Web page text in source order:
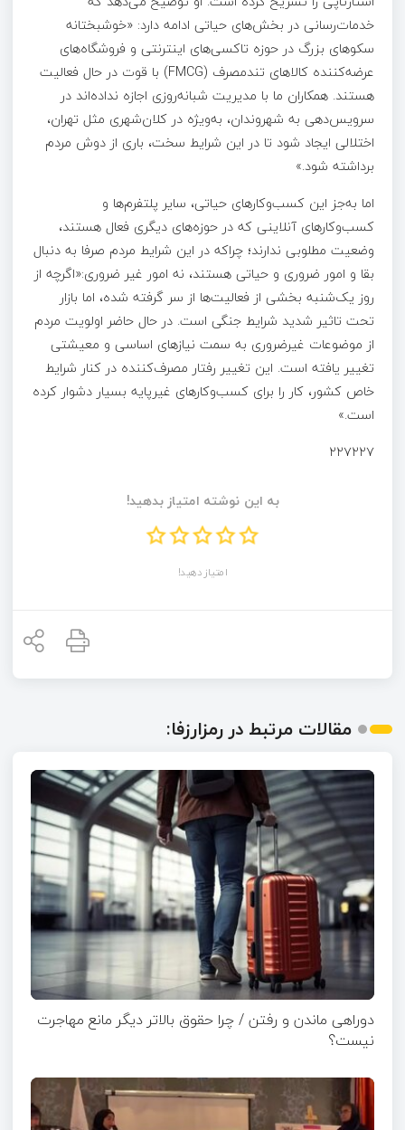
خدمات‌رسانی در بخش‌های حیاتی ادامه دارد: «خوشبختانه
سکوهای بزرگ در حوزه تاکسی‌های اینترنتی و فروشگاه‌های
عرضه‌کننده کالاهای تندمصرف (FMCG) با قوت در حال فعالیت
هستند. همکاران ما با مدیریت شبانه‌روزی اجازه نداده‌اند در
سرویس‌دهی به شهروندان، به‌ویژه در کلان‌شهری مثل تهران،
اختلالی ایجاد شود تا در این شرایط سخت، باری از دوش مردم
برداشته شود.»
اما به‌جز این کسب‌وکارهای حیاتی، سایر پلتفرم‌ها و
کسب‌وکارهای آنلاینی که در حوزه‌های دیگری فعال هستند،
وضعیت مطلوبی ندارند؛ چراکه در این شرایط مردم صرفا به دنبال
بقا و امور ضروری و حیاتی هستند، نه امور غیر ضروری:«اگرچه از
روز یک‌شنبه بخشی از فعالیت‌ها از سر گرفته شده، اما بازار
تحت تاثیر شدید شرایط جنگی است. در حال حاضر اولویت مردم
از موضوعات غیرضروری به سمت نیازهای اساسی و معیشتی
تغییر یافته است. این تغییر رفتار مصرف‌کننده در کنار شرایط
خاص کشور، کار را برای کسب‌وکارهای غیرپایه بسیار دشوار کرده
است.»
۲۲۷۲۲۷
به این نوشته امتیاز بدهید!
امتیاز دهید!
مقالات مرتبط در رمزارزفا:
دوراهی ماندن و رفتن / چرا حقوق بالاتر دیگر مانع مهاجرت
نیست؟